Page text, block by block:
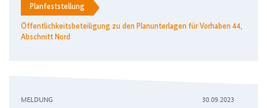
Planfeststellung
Öffentlichkeitsbeteiligung zu den Planunterlagen für Vorhaben 44,
Abschnitt Nord
MELDUNG 30.09.2023